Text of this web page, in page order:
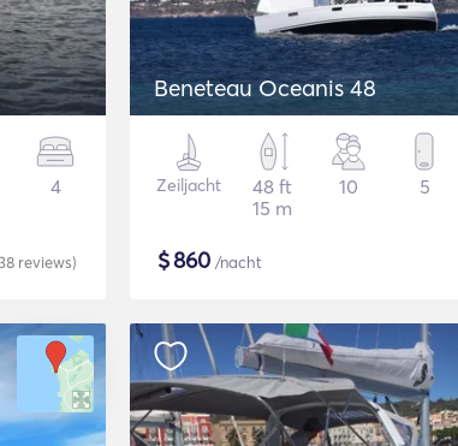
4
reviews)
Beneteau Oceanis 48
Zeiljacht
48 ft
15 m
10 5
$860 /nacht